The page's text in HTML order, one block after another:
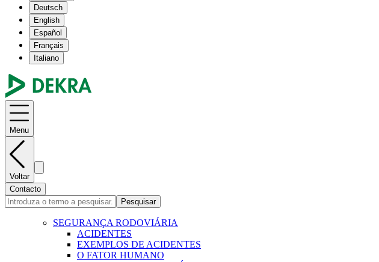
Deutsch
English
Español
Français
Italiano
Menu
Voltar
Contacto
Pesquisar
SEGURANÇA RODOVIÁRIA
ACIDENTES
EXEMPLOS DE ACIDENTES
O FATOR HUMANO